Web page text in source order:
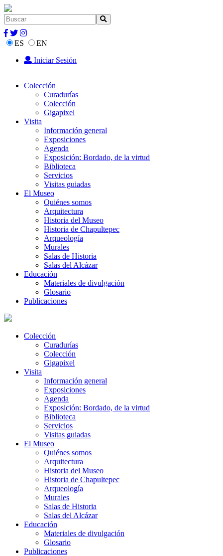
ES
EN
Iniciar Sesión
Colección
Curadurías
Colección
Gigapixel
Visita
Información general
Exposiciones
Agenda
Exposición: Bordado, de la virtud
Biblioteca
Servicios
Visitas guiadas
El Museo
Quiénes somos
Arquitectura
Historia del Museo
Historia de Chapultepec
Arqueología
Murales
Salas de Historia
Salas del Alcázar
Educación
Materiales de divulgación
Glosario
Publicaciones
Colección
Curadurías
Colección
Gigapixel
Visita
Información general
Exposiciones
Agenda
Exposición: Bordado, de la virtud
Biblioteca
Servicios
Visitas guiadas
El Museo
Quiénes somos
Arquitectura
Historia del Museo
Historia de Chapultepec
Arqueología
Murales
Salas de Historia
Salas del Alcázar
Educación
Materiales de divulgación
Glosario
Publicaciones